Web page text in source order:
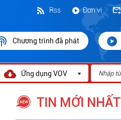
Đơn vị
Rss
Chương trình đã phát
Ứng dụng VOV
TIN MỚI NHẤT